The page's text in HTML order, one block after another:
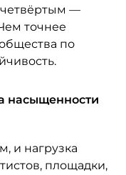
—
точнее
по
насыщенности
и нагрузка
площадки,